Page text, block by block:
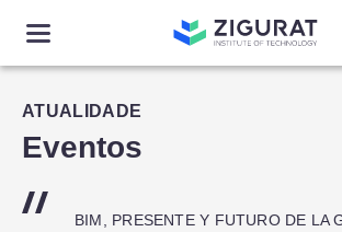
ATUALIDADE
Eventos
BIM, PRESENTE Y FUTURO DE LA